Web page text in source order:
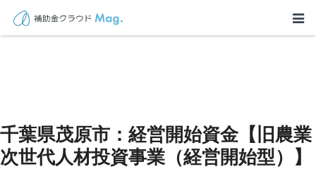
千葉県茂原市：経営開始資金【旧農業
次世代人材投資事業（経営開始型）】